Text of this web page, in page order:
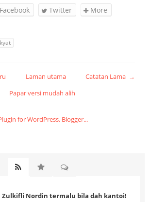
Facebook Twitter More
Catatan Lama →
Laman utama
Papar versi mudah alih
Zulkifli Nordin termalu bila dah kantoi!